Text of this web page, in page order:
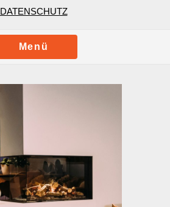
DATENSCHUTZ
Menü